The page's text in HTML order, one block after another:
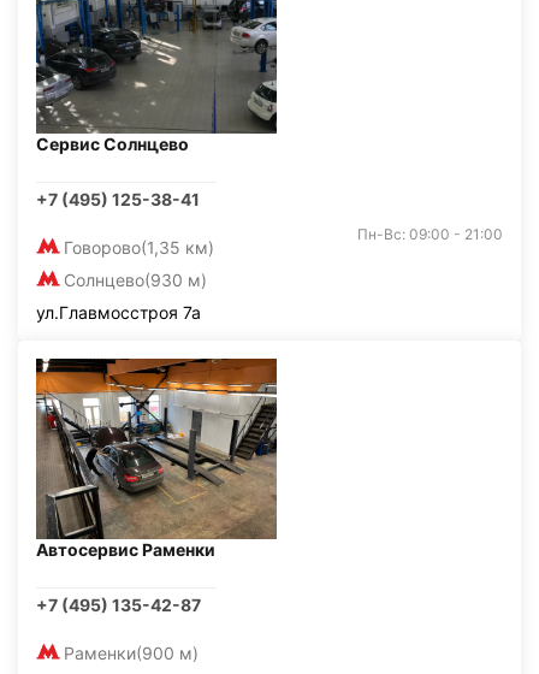
Сервис Солнцево
+7 (495) 125-38-41
Говорово(1,35 км)
Солнцево(930 м)
Пн-Вс: 09:00 - 21:00
ул.Главмосстроя 7а
Автосервис Раменки
+7 (495) 135-42-87
Раменки(900 м)